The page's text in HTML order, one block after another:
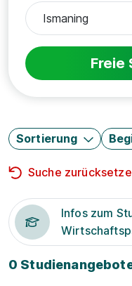
Freie
Sortierung
Suche
Infos zum
0